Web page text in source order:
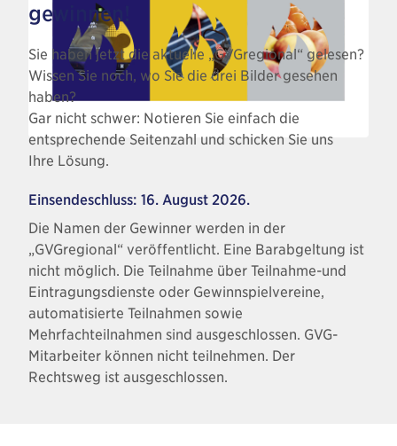
gewinnen!
Sie haben jetzt die aktuelle „GVGregional“ gelesen?
Wissen Sie noch, wo Sie die drei Bilder gesehen
haben?
Gar nicht schwer: Notieren Sie einfach die
entsprechende Seitenzahl und schicken Sie uns
Ihre Lösung.
Einsendeschluss: 16. August 2026.
Die Namen der Gewinner werden in der
„GVGregional“ veröffentlicht. Eine Barabgeltung ist
nicht möglich. Die Teilnahme über Teilnahme-und
Eintragungsdienste oder Gewinnspielvereine,
automatisierte Teilnahmen sowie
Mehrfachteilnahmen sind ausgeschlossen. GVG-
Mitarbeiter können nicht teilnehmen. Der
Rechtsweg ist ausgeschlossen.